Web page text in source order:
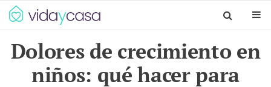
Dolores de crecimiento en
niños: qué hacer para